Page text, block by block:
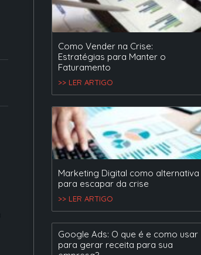
Como Vender na Crise:
Estratégias para Manter o
Faturamento
>> LER ARTIGO
Marketing Digital como alternativa
para escapar da crise
>> LER ARTIGO
Google Ads: O que é e como usar
para gerar receita para sua